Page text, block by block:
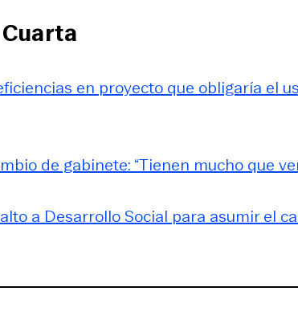
en proyecto que obligaría el
de gabinete: “Tienen mucho que
a Desarrollo Social para asumir el